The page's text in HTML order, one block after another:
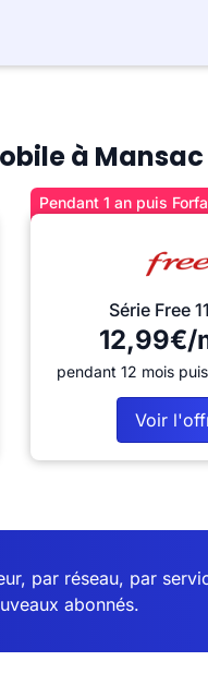
à Mansac
Pendant 1 an puis
Série Free
12,99€/
pendant 12 mois
Voir
par réseau, par
abonnés.